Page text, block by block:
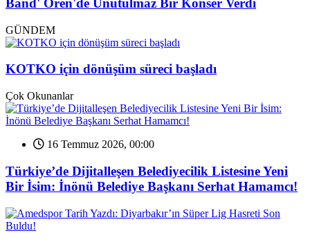
Band' Ören'de Unutulmaz Bir Konser Verdi
GÜNDEM
KOTKO için dönüşüm süreci başladı
Çok Okunanlar
16 Temmuz 2026, 00:00
Türkiye’de Dijitalleşen Belediyecilik Listesine Yeni
Bir İsim: İnönü Belediye Başkanı Serhat Hamamcı!